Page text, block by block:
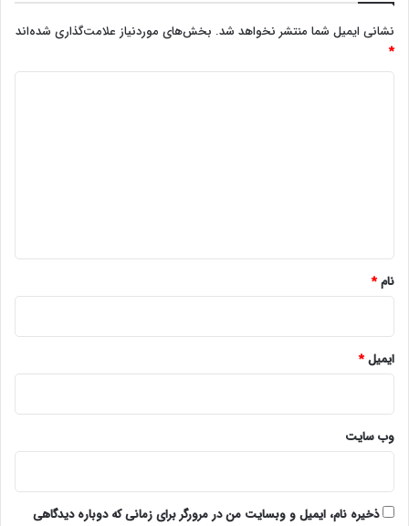
نشانی ایمیل شما منتشر نخواهد شد. بخش‌های موردنیاز علامت‌گذاری شده‌اند
*
نام*
ایمیل*
وب‌ سایت
ذخیره نام، ایمیل و وبسایت من در مرورگر برای زمانی که دوباره دیدگاهی